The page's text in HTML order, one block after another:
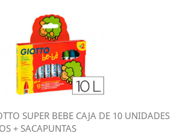
SUPER BEBE CAJA DE 10 UNIDADES
+ SACAPUNTAS